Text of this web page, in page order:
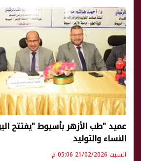
عميد "طب الأزهر بأسيوط "يفتتح
النساء والتوليد
السبت 21/02/2026 05:06 م